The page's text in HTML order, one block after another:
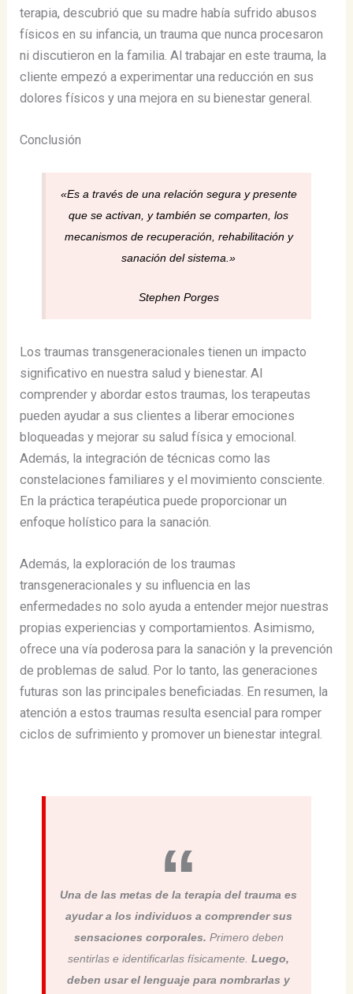
terapia, descubrió que su madre había sufrido abusos
físicos en su infancia, un trauma que nunca procesaron
ni discutieron en la familia. Al trabajar en este trauma, la
cliente empezó a experimentar una reducción en sus
dolores físicos y una mejora en su bienestar general.
Conclusión
«Es a través de una relación segura y presente
que se activan, y también se comparten, los
mecanismos de recuperación, rehabilitación y
sanación del sistema.»
Stephen Porges
Los traumas transgeneracionales tienen un impacto
significativo en nuestra salud y bienestar. Al
comprender y abordar estos traumas, los terapeutas
pueden ayudar a sus clientes a liberar emociones
bloqueadas y mejorar su salud física y emocional.
Además, la integración de técnicas como las
constelaciones familiares y el movimiento consciente.
En la práctica terapéutica puede proporcionar un
enfoque holístico para la sanación.
Además, la exploración de los traumas
transgeneracionales y su influencia en las
enfermedades no solo ayuda a entender mejor nuestras
propias experiencias y comportamientos. Asimismo,
ofrece una vía poderosa para la sanación y la prevención
de problemas de salud. Por lo tanto, las generaciones
futuras son las principales beneficiadas. En resumen, la
atención a estos traumas resulta esencial para romper
ciclos de sufrimiento y promover un bienestar integral.
Una de las metas de la terapia del trauma es
ayudar a los individuos a comprender sus
sensaciones corporales. Primero deben
sentirlas e identificarlas físicamente. Luego,
deben usar el lenguaje para nombrarlas y